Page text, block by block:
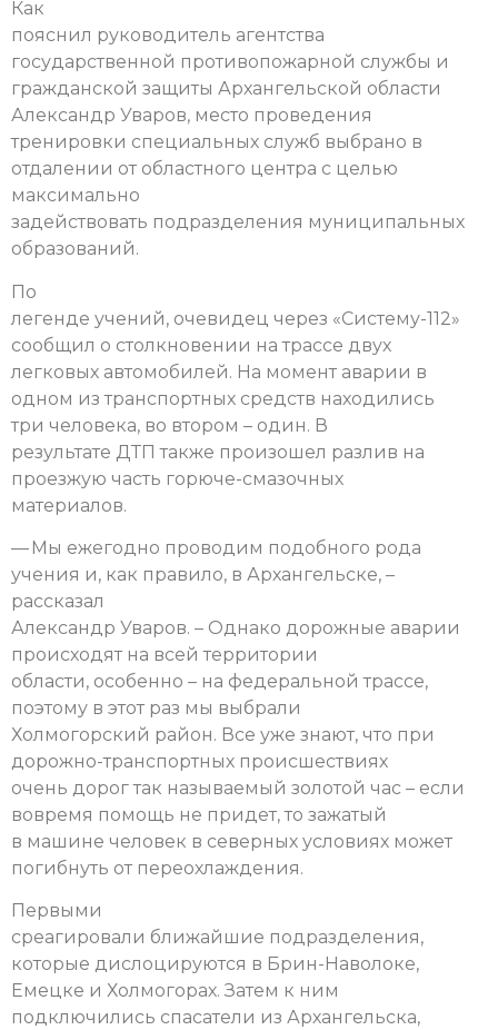
Как
пояснил руководитель агентства
государственной противопожарной службы и
гражданской защиты Архангельской области
Александр Уваров, место проведения
тренировки специальных служб выбрано в
отдалении от областного центра с целью
максимально
задействовать подразделения муниципальных
образований.
По
легенде учений, очевидец через «Систему-112»
сообщил о столкновении на трассе двух
легковых автомобилей. На момент аварии в
одном из транспортных средств находились
три человека, во втором – один. В
результате ДТП также произошел разлив на
проезжую часть горюче-смазочных
материалов.
— Мы ежегодно проводим подобного рода
учения и, как правило, в Архангельске, –
рассказал
Александр Уваров. – Однако дорожные аварии
происходят на всей территории
области, особенно – на федеральной трассе,
поэтому в этот раз мы выбрали
Холмогорский район. Все уже знают, что при
дорожно-транспортных происшествиях
очень дорог так называемый золотой час – если
вовремя помощь не придет, то зажатый
в машине человек в северных условиях может
погибнуть от переохлаждения.
Первыми
среагировали ближайшие подразделения,
которые дислоцируются в Брин-Наволоке,
Емецке и Холмогорах. Затем к ним
подключились спасатели из Архангельска,